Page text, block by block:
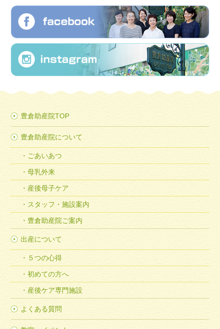
豊倉助産院TOP
豊倉助産院について
ごあいあつ
母乳外来
産後母子ケア
スタッフ・施設案内
豊倉助産院ご案内
出産について
５つの心得
初めての方へ
産後ケア専門施設
よくある質問